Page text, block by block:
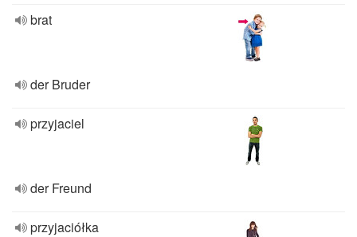
brat
der Bruder
przyjaciel
der Freund
przyjaciółka